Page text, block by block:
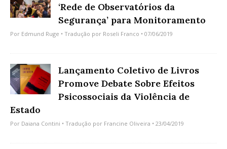
‘Rede de Observatórios da
Segurança’ para Monitoramento
Por Edmund Ruge • Tradução por Roseli Franco • 07/06/2019
Lançamento Coletivo de Livros
Promove Debate Sobre Efeitos
Psicossociais da Violência de
Estado
Por Daiana Contini • Tradução por Francine Oliveira • 23/04/2019